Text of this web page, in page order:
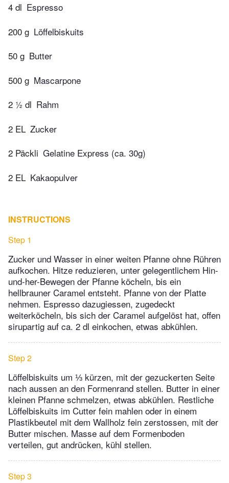
4 dl Espresso
200 g Löffelbiskuits
50 g Butter
500 g Mascarpone
2 ½ dl Rahm
2 EL Zucker
2 Päckli Gelatine Express (ca. 30g)
2 EL Kakaopulver
INSTRUCTIONS
Step 1
Zucker und Wasser in einer weiten Pfanne ohne Rühren
aufkochen. Hitze reduzieren, unter gelegentlichem Hin-
und-her-Bewegen der Pfanne köcheln, bis ein
hellbrauner Caramel entsteht. Pfanne von der Platte
nehmen. Espresso dazugiessen, zugedeckt
weiterköcheln, bis sich der Caramel aufgelöst hat, offen
sirupartig auf ca. 2 dl einkochen, etwas abkühlen.
Step 2
Löffelbiskuits um ⅓ kürzen, mit der gezuckerten Seite
nach aussen an den Formenrand stellen. Butter in einer
kleinen Pfanne schmelzen, etwas abkühlen. Restliche
Löffelbiskuits im Cutter fein mahlen oder in einem
Plastikbeutel mit dem Wallholz fein zerstossen, mit der
Butter mischen. Masse auf dem Formenboden
verteilen, gut andrücken, kühl stellen.
Step 3